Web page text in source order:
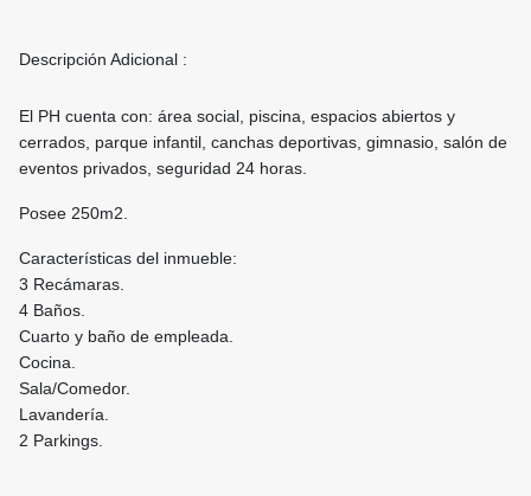
Descripción Adicional :
El PH cuenta con: área social, piscina, espacios abiertos y
cerrados, parque infantil, canchas deportivas, gimnasio, salón de
eventos privados, seguridad 24 horas.
Posee 250m2.
Características del inmueble:
3 Recámaras.
4 Baños.
Cuarto y baño de empleada.
Cocina.
Sala/Comedor.
Lavandería.
2 Parkings.